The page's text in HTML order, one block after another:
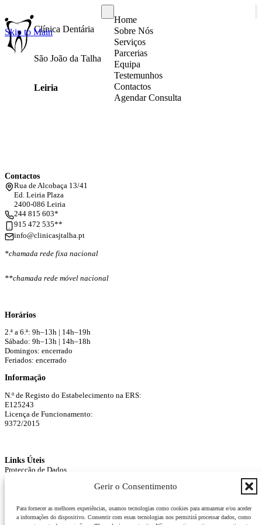
Gerir o Consentimento
Para fornecer as melhores experiências, usamos tecnologias como cookies para armazenar e/ou aceder
a informações do dispositivo. Consentir com essas tecnologias nos permitirá processar dados, como
Skip to MainClínica Dentária
São João da Talha
Leiria
Home
Sobre Nós
Serviços
Parcerias
Equipa
Testemunhos
Contactos
Agendar Consulta
Contactos
Rua de Alcobaça 13/41
Ed. Leiria Plaza
2400-086 Leiria
244 815 603*
915 472 535**
info@clinicasjtalha.pt
*chamada rede fixa nacional
**chamada rede móvel nacional
Horários
2.ª a 6.ª: 9h–13h | 14h–19h
Sábado: 9h–13h | 14h–18h
Domingos: encerrado
Feriados: encerrado
Informação
N.º de Registo do Estabelecimento na ERS:
E125243
Licença de Funcionamento:
9372/2015
Links Úteis
Protecção de Dados